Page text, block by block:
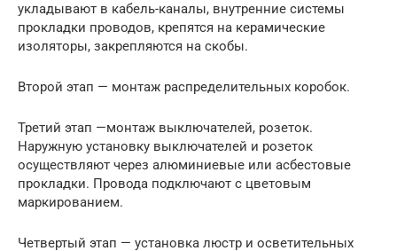
укладывают в кабель-каналы, внутренние системы
прокладки проводов, крепятся на керамические
изоляторы, закрепляются на скобы.
Второй этап — монтаж распределительных коробок.
Третий этап —монтаж выключателей, розеток.
Наружную установку выключателей и розеток
осуществляют через алюминиевые или асбестовые
прокладки. Провода подключают с цветовым
маркированием.
Четвертый этап — установка люстр и осветительных